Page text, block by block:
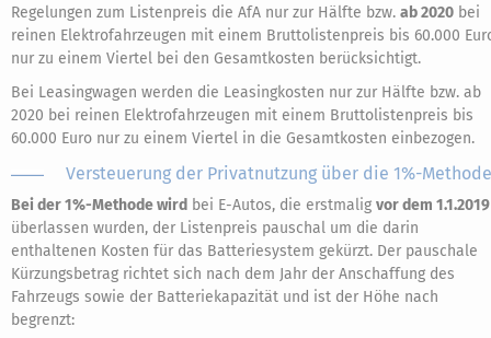
Regelungen zum Listenpreis die AfA nur zur Hälfte bzw. ab 2020 bei
reinen Elektrofahrzeugen mit einem Bruttolistenpreis bis 60.000
nur zu einem Viertel bei den Gesamtkosten berücksichtigt.
Bei Leasingwagen werden die Leasingkosten nur zur Hälfte bzw. ab
2020 bei reinen Elektrofahrzeugen mit einem Bruttolistenpreis bis
60.000 Euro nur zu einem Viertel in die Gesamtkosten einbezogen.
Versteuerung der Privatnutzung über die 1%-Methode
Bei der 1%-Methode wird bei E-Autos, die erstmalig vor dem 1.1.2019
überlassen wurden, der Listenpreis pauschal um die darin
enthaltenen Kosten für das Batteriesystem gekürzt. Der pauschale
Kürzungsbetrag richtet sich nach dem Jahr der Anschaffung des
Fahrzeugs sowie der Batteriekapazität und ist der Höhe nach
begrenzt: